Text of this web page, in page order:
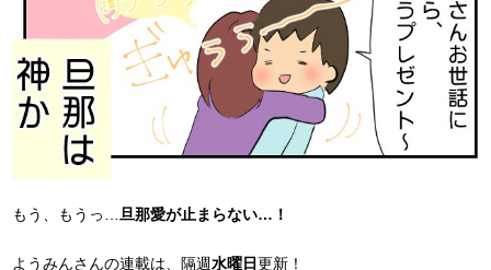
もう、もうっ…旦那愛が止まらない…！
ようみんさんの連載は、隔週水曜日更新！